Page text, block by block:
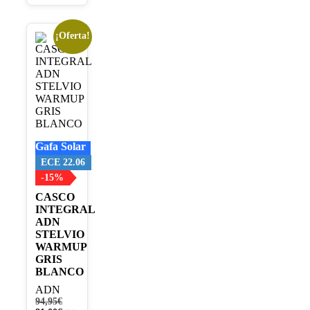
¡Oferta!
Gafa Solar
ECE 22.06
-15%
CASCO
INTEGRAL
ADN
STELVIO
WARMUP
GRIS
BLANCO
ADN
94,95€El
Este
producto
tiene
múltiples
variantes.
Las
opciones
se
elegir
en
página
de
producto